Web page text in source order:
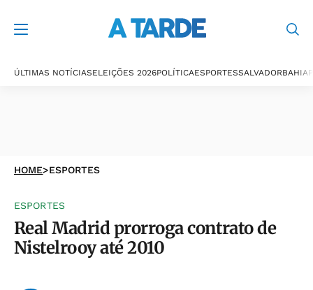
ÚLTIMAS NOTÍCIASELEIÇÕES 2026POLÍTICAESPORTESSALVADORBAHIA
HOME>ESPORTES
ESPORTES
Real Madrid prorroga contrato de
Nistelrooy até 2010